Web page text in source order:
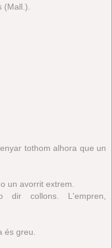
tothom alhora que un
un avorrit extrem.
dir collons. L'empren,
és greu.